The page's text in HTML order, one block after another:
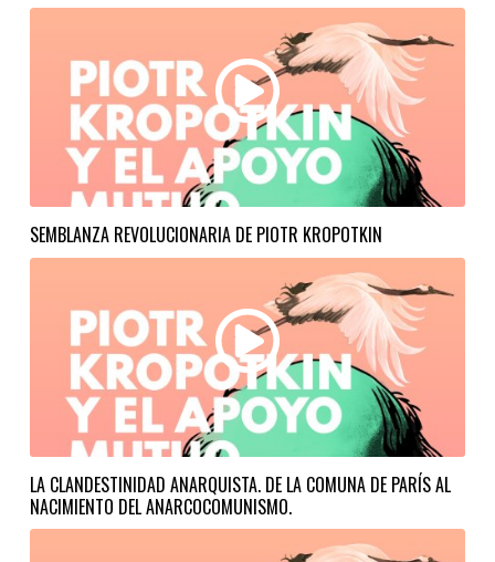
SEMBLANZA REVOLUCIONARIA DE PIOTR KROPOTKIN
LA CLANDESTINIDAD ANARQUISTA. DE LA COMUNA DE PARÍS AL
NACIMIENTO DEL ANARCOCOMUNISMO.